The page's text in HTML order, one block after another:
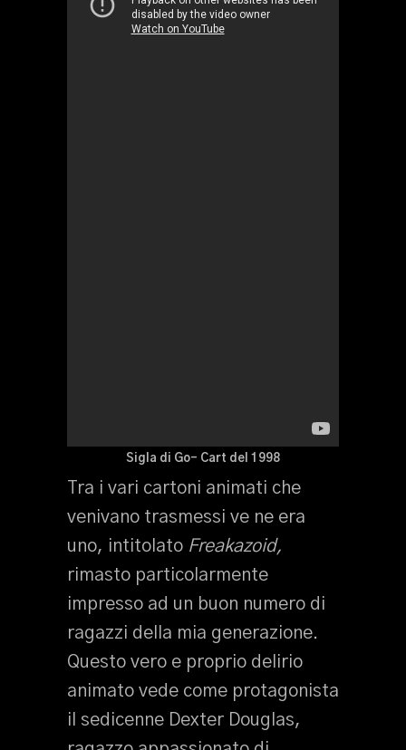
Sigla di Go- Cart del 1998
Tra i vari cartoni animati che
venivano trasmessi ve ne era
uno, intitolato Freakazoid,
rimasto particolarmente
impresso ad un buon numero di
ragazzi della mia generazione.
Questo vero e proprio delirio
animato vede come protagonista
il sedicenne Dexter Douglas,